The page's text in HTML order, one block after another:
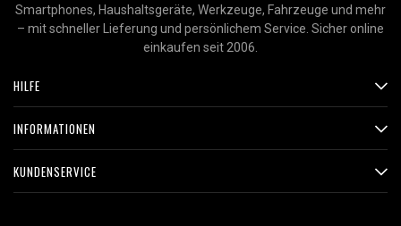
Smartphones, Haushaltsgeräte, Werkzeuge, Fahrzeuge und mehr
– mit schneller Lieferung und persönlichem Service. Sicher online
einkaufen seit 2006.
HILFE
INFORMATIONEN
KUNDENSERVICE